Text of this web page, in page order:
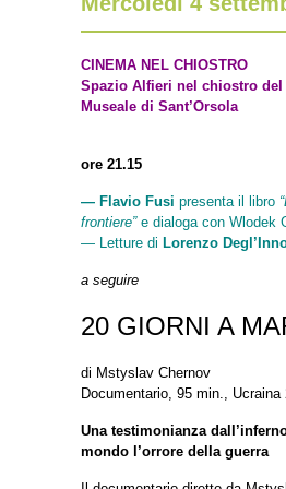
CINEMA NEL CHIOSTRO
Spazio Alfieri nel chiostro del
Museale di Sant’Orsola
ore 21.15
— Flavio Fusi presenta il libro
frontiere”e dialoga con Wlodek
— Letture di Lorenzo
a seguire
20 GIORNI A
di Mstyslav Chernov
Documentario, 95 min., Ucraina
Una testimonianza
mondo l’orrore della guerra